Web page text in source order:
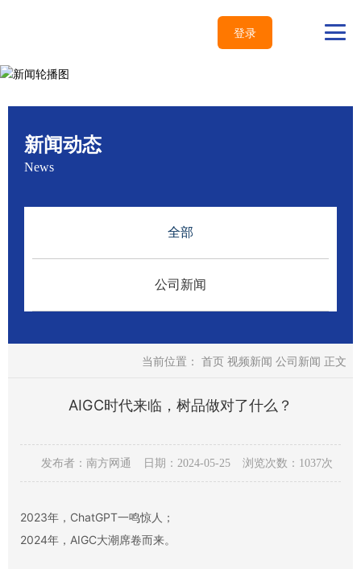
登录
新闻动态
News
全部
公司新闻
当前位置： 首页 视频新闻 公司新闻 正文
AIGC时代来临，树品做对了什么？
发布者：南方网通 日期：2024-05-25 浏览次数：1037次
2023年，ChatGPT一鸣惊人；
2024年，AIGC大潮席卷而来。